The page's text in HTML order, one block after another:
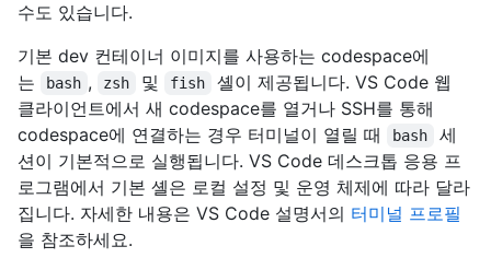
수도 있습니다.
기본 dev 컨테이너 이미지를 사용하는 codespace에
는
bash , zsh 및 fish
셸이 제공됩니다. VS Code 웹
클라이언트에서 새 codespace를 열거나 SSH를 통해
codespace에 연결하는 경우 터미널이 열릴 때
bash
세
션이 기본적으로 실행됩니다. VS Code 데스크톱 응용 프
로그램에서 기본 셸은 로컬 설정 및 운영 체제에 따라 달라
집니다. 자세한 내용은 VS Code 설명서의 터미널 프로필
을 참조하세요.